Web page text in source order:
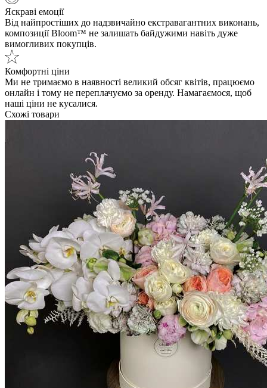
Яскраві емоції
Від найпростіших до надзвичайно екстравагантних виконань,
композиції Bloom™ не залишать байдужими навіть дуже
вимогливих покупців.
Комфортні ціни
Ми не тримаємо в наявності великий обсяг квітів, працюємо
онлайн і тому не переплачуємо за оренду. Намагаємося, щоб
наші ціни не кусалися.
Схожі товари